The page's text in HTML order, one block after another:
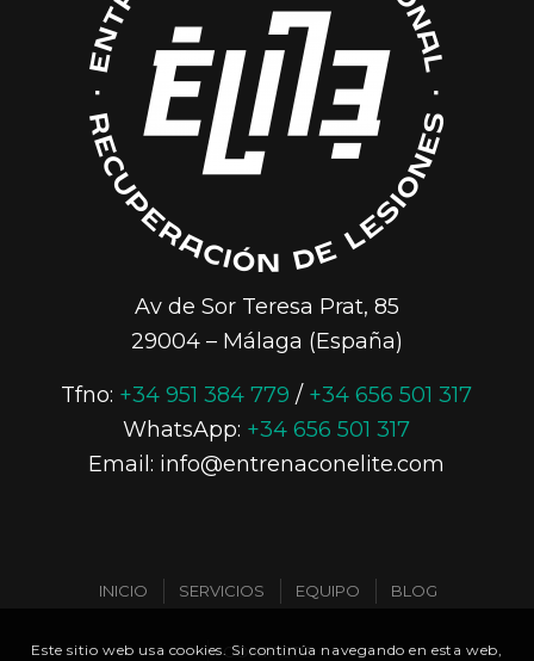
Av de Sor Teresa Prat, 85
29004 – Málaga (España)
Tfno: +34 951 384 779 / +34 656 501 317
WhatsApp: +34 656 501 317
Email: info@entrenaconelite.com
INICIO SERVICIOS EQUIPO BLOG
CONTACTO
Este sitio web usa cookies. Si continúa navegando en esta web,